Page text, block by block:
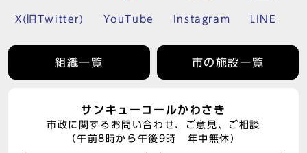
X(旧Twitter) YouTube Instagram LINE
組織一覧 市の施設一覧
サンキューコールかわさき
市政に関するお問い合わせ、ご意見、ご相談
（午前8時から午後9時 年中無休）